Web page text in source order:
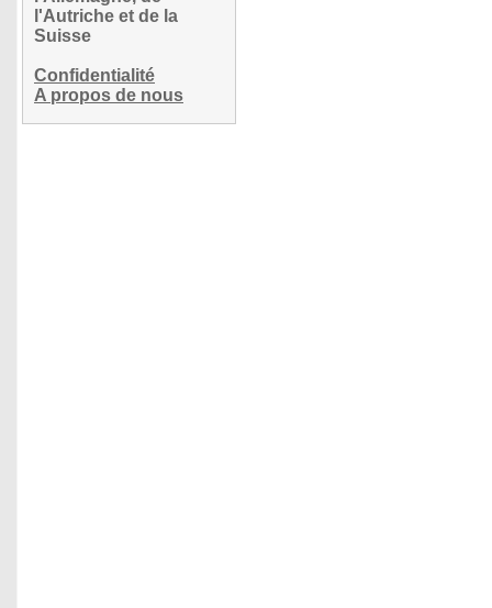
l'Autriche et de la
Suisse
Confidentialité
A propos de nous